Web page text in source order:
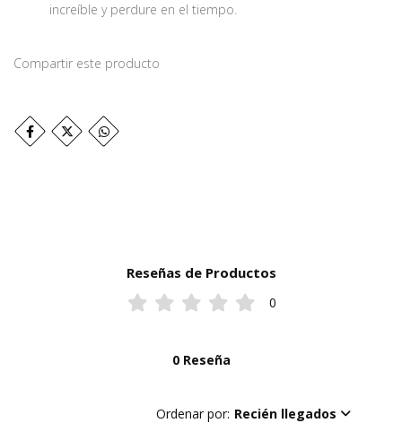
increíble y perdure en el tiempo.
Compartir este producto
Reseñas de Productos
0
0 Reseña
Ordenar por: Recién llegados